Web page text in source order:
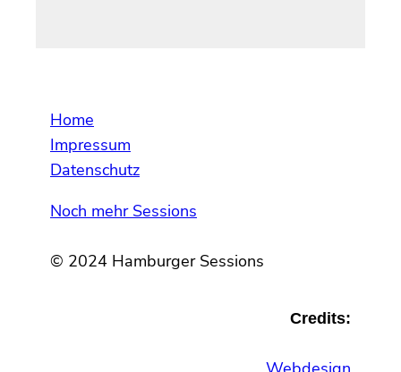
Home
Impressum
Datenschutz
Noch mehr Sessions
© 2024 Hamburger Sessions
Credits: